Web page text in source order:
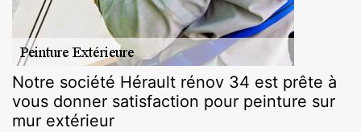
Notre société Hérault rénov 34 est prête à
vous donner satisfaction pour peinture sur
mur extérieur